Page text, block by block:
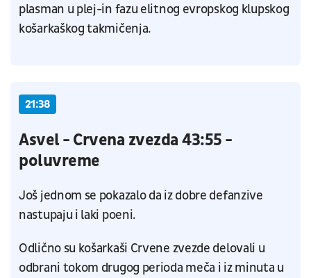
plasman u plej-in fazu elitnog evropskog klupskog
košarkaškog takmičenja.
21:38
Asvel - Crvena zvezda 43:55 -
poluvreme
Još jednom se pokazalo da iz dobre defanzive
nastupaju i laki poeni.
Odlično su košarkaši Crvene zvezde delovali u
odbrani tokom drugog perioda meča i iz minuta u